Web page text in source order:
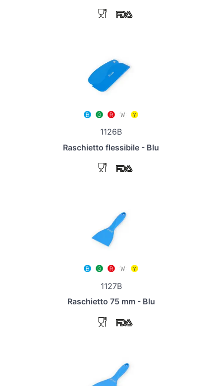
1126B
Raschietto flessibile - Blu
1127B
Raschietto 75 mm - Blu